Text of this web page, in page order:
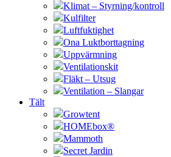
Klimat – Styrning/kontroll
Kulfilter
Luftfuktighet
Ona Luktborttagning
Uppvärmning
Ventilationskit
Fläkt – Utsug
Ventilation – Slangar
Tält
Growtent
HOMEbox®
Mammoth
Secret Jardin